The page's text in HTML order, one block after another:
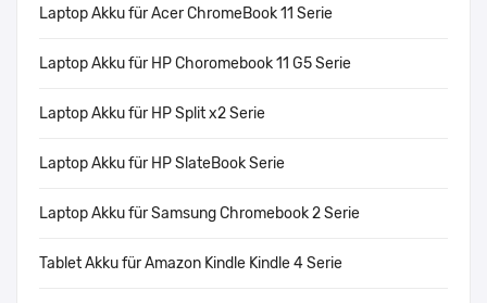
Laptop Akku für Acer ChromeBook 11 Serie
Laptop Akku für HP Choromebook 11 G5 Serie
Laptop Akku für HP Split x2 Serie
Laptop Akku für HP SlateBook Serie
Laptop Akku für Samsung Chromebook 2 Serie
Tablet Akku für Amazon Kindle Kindle 4 Serie